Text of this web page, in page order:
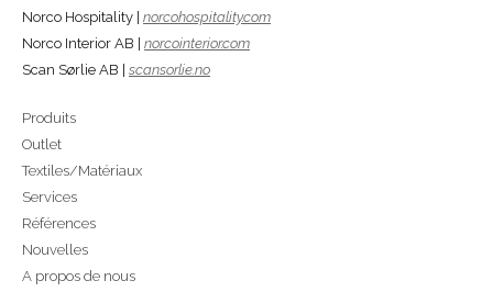
Norco Hospitality | norcohospitality.com
Norco Interior AB | norcointerior.com
Scan Sørlie AB | scansorlie.no
Produits
Outlet
Textiles/Matériaux
Services
Références
Nouvelles
A propos de nous